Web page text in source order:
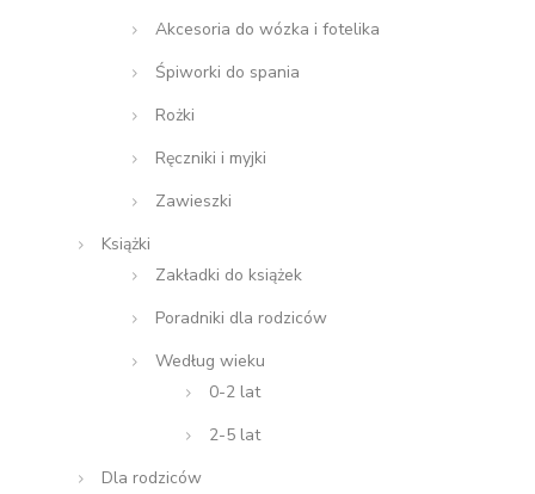
Akcesoria do wózka i fotelika
Śpiworki do spania
Rożki
Ręczniki i myjki
Zawieszki
Książki
Zakładki do książek
Poradniki dla rodziców
Według wieku
0-2 lat
2-5 lat
Dla rodziców